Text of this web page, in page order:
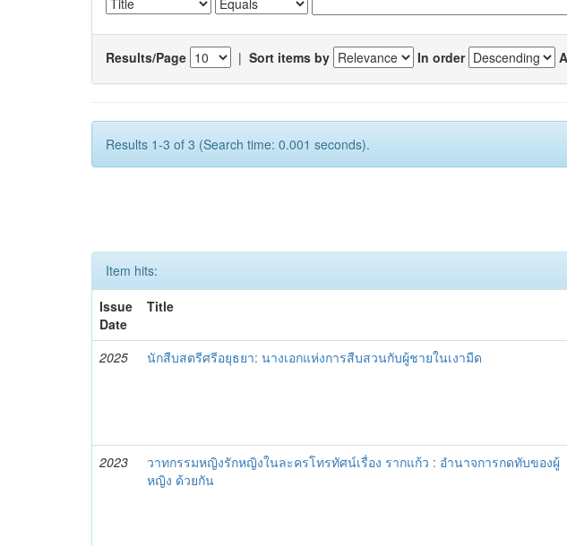
Results/Page | Sort items by In order
Results 1-3 of 3 (Search time: 0.001 seconds).
Item hits:
Issue
Date
Title
2025 นักสืบสตรีศรีอยุธยา: นางเอกแห่งการสืบสวนกับผู้ชายในเงามืด
2023
วาทกรรมหญิงรักหญิงในละครโทรทัศน์เรื่อง รากแก้ว : อำนาจการกดทับของผู้
หญิง ด้วยกัน